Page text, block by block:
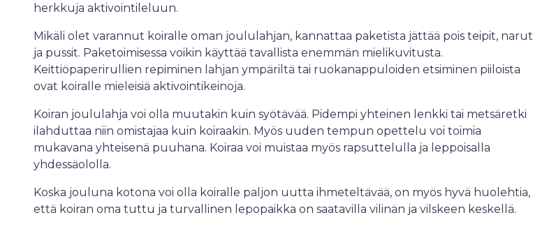
herkkuja aktivointileluun.
Mikäli olet varannut koiralle oman joululahjan, kannattaa paketista jättää pois teipit, narut
ja pussit. Paketoimisessa voikin käyttää tavallista enemmän mielikuvitusta.
Keittiöpaperirullien repiminen lahjan ympäriltä tai ruokanappuloiden etsiminen piiloista
ovat koiralle mieleisiä aktivointikeinoja.
Koiran joululahja voi olla muutakin kuin syötävää. Pidempi yhteinen lenkki tai metsäretki
ilahduttaa niin omistajaa kuin koiraakin. Myös uuden tempun opettelu voi toimia
mukavana yhteisenä puuhana. Koiraa voi muistaa myös rapsuttelulla ja leppoisalla
yhdessäololla.
Koska jouluna kotona voi olla koiralle paljon uutta ihmeteltävää, on myös hyvä huolehtia,
että koiran oma tuttu ja turvallinen lepopaikka on saatavilla vilinän ja vilskeen keskellä.